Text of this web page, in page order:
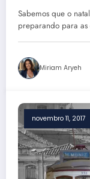
Sabemos que o
preparando para
Miriam Aryeh
novembro 11, 2017